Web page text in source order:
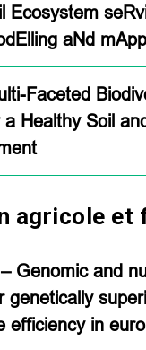
Ecosystem
aNd
Faceted
Healthy Soil
agricole et
Genomic and
genetically
efficiency in